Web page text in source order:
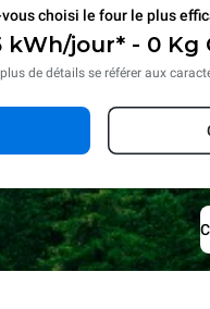
choisi le four le plus
kWh/jour* - 0 Kg
de détails se référer aux